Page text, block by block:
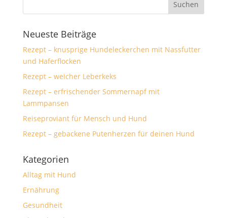
Neueste Beiträge
Rezept – knusprige Hundeleckerchen mit Nassfutter
und Haferflocken
Rezept – weicher Leberkeks
Rezept – erfrischender Sommernapf mit
Lammpansen
Reiseproviant für Mensch und Hund
Rezept – gebackene Putenherzen für deinen Hund
Kategorien
Alltag mit Hund
Ernährung
Gesundheit